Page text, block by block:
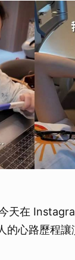
天在
的心路歷程